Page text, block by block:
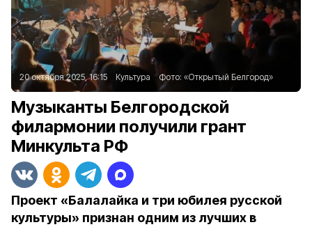
20 октября 2025, 16:15 Культура Фото: «Открытый Белгород»
Музыканты Белгородской
филармонии получили грант
Минкульта РФ
Проект «Балалайка и три юбилея русской
культуры» признан одним из лучших в